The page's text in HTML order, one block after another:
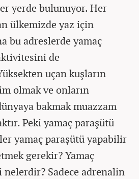
yerde bulunuyor. Her
ülkemizde yaz için
bu adreslerde yamaç
de
uçan kuşların
olmak ve onların
bakmak muazzam
Peki yamaç paraşütü
yamaç paraşütü yapabilir
gerekir? Yamaç
Sadece adrenalin